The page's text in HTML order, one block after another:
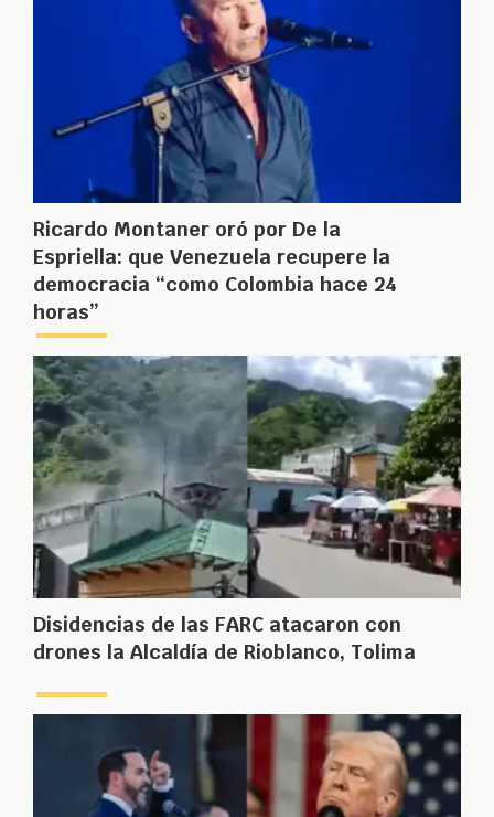
Ricardo Montaner oró por De la
Espriella: que Venezuela recupere la
democracia “como Colombia hace 24
horas”
Disidencias de las FARC atacaron con
drones la Alcaldía de Rioblanco, Tolima